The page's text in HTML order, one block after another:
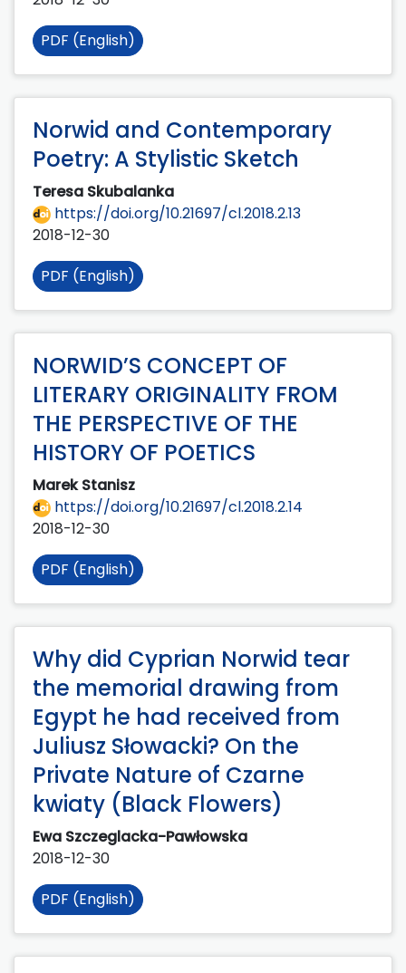
PDF (English)
Norwid and Contemporary
Poetry: A Stylistic Sketch
Teresa Skubalanka
https://doi.org/10.21697/cl.2018.2.13
2018-12-30
PDF (English)
NORWID’S CONCEPT OF
LITERARY ORIGINALITY FROM
THE PERSPECTIVE OF THE
HISTORY OF POETICS
Marek Stanisz
https://doi.org/10.21697/cl.2018.2.14
2018-12-30
PDF (English)
Why did Cyprian Norwid tear
the memorial drawing from
Egypt he had received from
Juliusz Słowacki? On the
Private Nature of Czarne
kwiaty (Black Flowers)
Ewa Szczeglacka-Pawłowska
2018-12-30
PDF (English)